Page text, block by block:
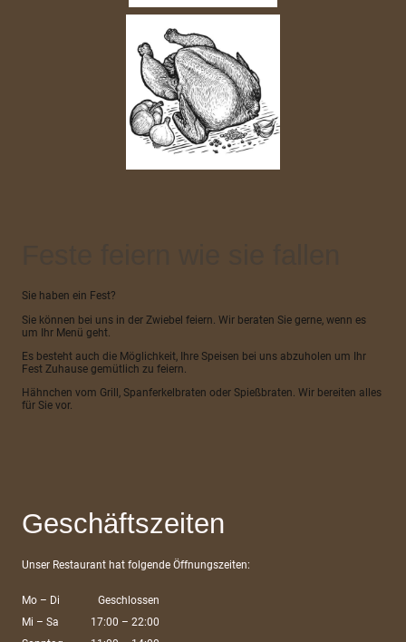
Sie haben ein Fest?
Sie können bei uns in der Zwiebel feiern. Wir beraten Sie gerne, wenn es
um Ihr Menü geht.
Es besteht auch die Möglichkeit, Ihre Speisen bei uns abzuholen um Ihr
Fest Zuhause gemütlich zu feiern.
Hähnchen vom Grill, Spanferkelbraten oder Spießbraten. Wir bereiten alles
für Sie vor.
Geschäftszeiten
Unser Restaurant hat folgende Öffnungszeiten:
Mo – Di
Geschlossen
Mi – Sa 17:00 – 22:00